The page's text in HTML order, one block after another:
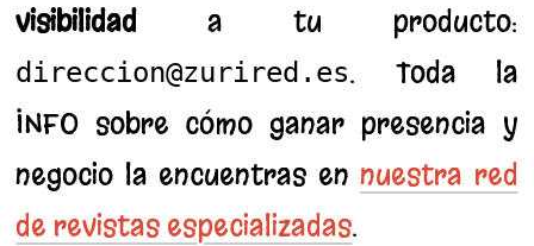
visibilidad a tu producto:
direccion@zurired.es. Toda la
INFO sobre cómo ganar presencia y
negocio la encuentras ennuestra red
de revistas especializadas.